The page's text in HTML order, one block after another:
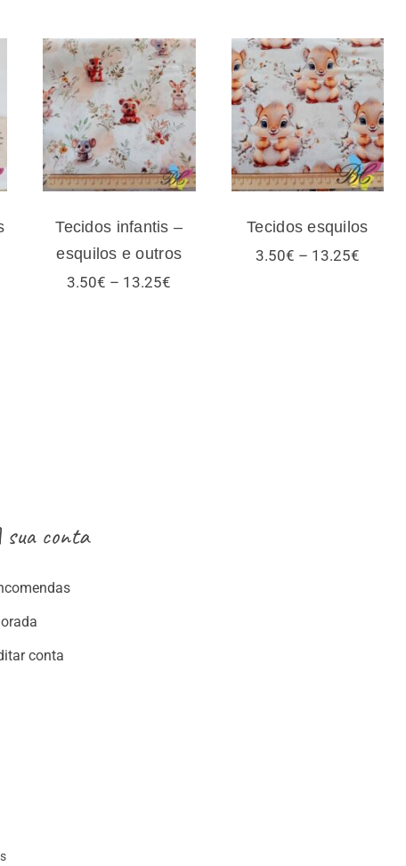
Tecidos infantis
– esquilos e
outros
Tecidos infantis –
esquilos e outros
3.50€ – 13.25€
Tecidos esquilos
Tecidos esquilos
3.50€ – 13.25€Price
sua conta
conta